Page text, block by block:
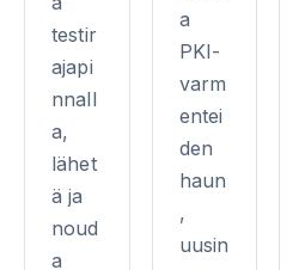
testir
ajapi
nnall
a,
lähet
ä ja
noud
a
a
PKI-
varm
entei
den
haun
,
uusin